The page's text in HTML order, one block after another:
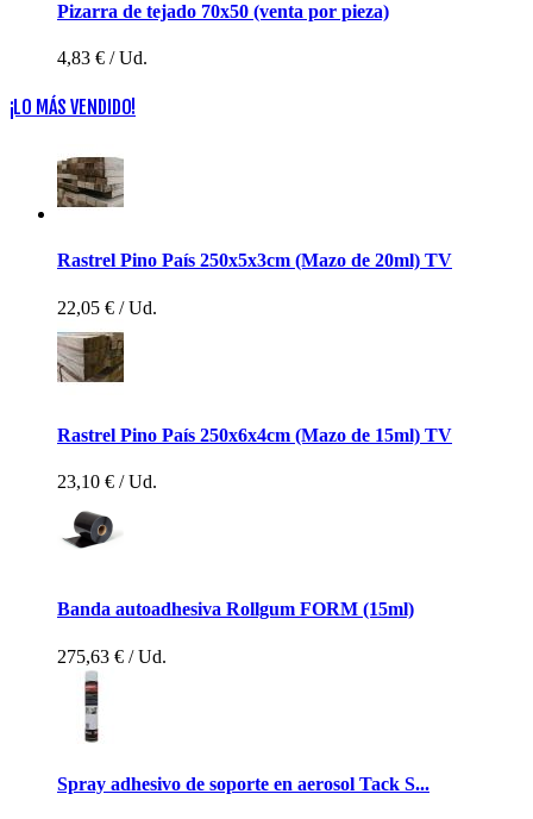
Pizarra de tejado 70x50 (venta por pieza)
4,83 € / Ud.
¡LO MÁS VENDIDO!
Rastrel Pino País 250x5x3cm (Mazo de 20ml) TV
22,05 € / Ud.
Rastrel Pino País 250x6x4cm (Mazo de 15ml) TV
23,10 € / Ud.
Banda autoadhesiva Rollgum FORM (15ml)
275,63 € / Ud.
Spray adhesivo de soporte en aerosol Tack S...